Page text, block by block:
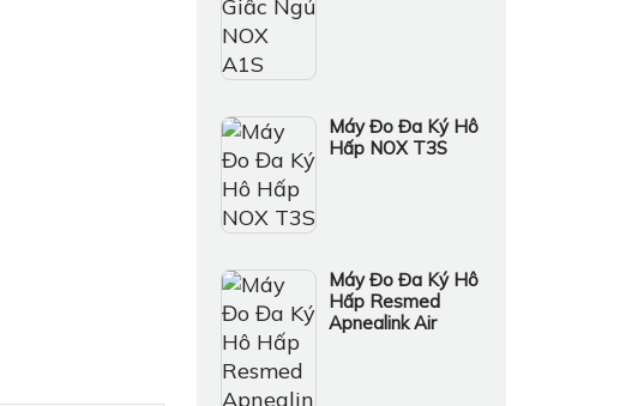
Máy Đo Đa Ký Hô
Hấp NOX T3S
Máy Đo Đa Ký Hô
Hấp Resmed
Apnealink Air